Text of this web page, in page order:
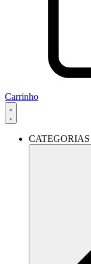
Carrinho
CATEGORIAS